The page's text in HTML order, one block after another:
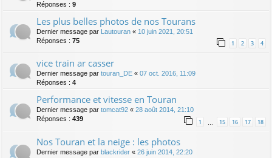
Réponses : 9
Les plus belles photos de nos Tourans
Dernier message par Lautouran « 10 juin 2021, 20:51
Réponses : 75 1 2 3 4
vice train ar casser
Dernier message par touran_DE « 07 oct. 2016, 11:09
Réponses : 4
Performance et vitesse en Touran
Dernier message par tomcat92 « 28 août 2014, 21:10
Réponses : 439 1 15 16 17 18
Nos Touran et la neige : les photos
Dernier message par blackrider « 26 juin 2014, 22:20